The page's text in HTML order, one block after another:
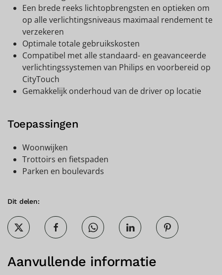
Een brede reeks lichtopbrengsten en optieken om
op alle verlichtingsniveaus maximaal rendement te
verzekeren
Optimale totale gebruikskosten
Compatibel met alle standaard- en geavanceerde
verlichtingssystemen van Philips en voorbereid op
CityTouch
Gemakkelijk onderhoud van de driver op locatie
Toepassingen
Woonwijken
Trottoirs en fietspaden
Parken en boulevards
Dit delen:
Aanvullende informatie